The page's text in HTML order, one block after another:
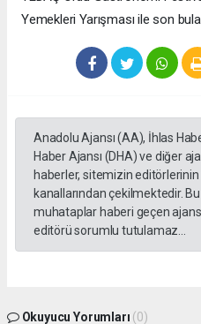
Yemekleri Yarışması ile son
Anadolu Ajansı (AA), İhlas
Haber Ajansı (DHA) ve diğer
haberler, sitemizin
kanallarından çekilmektedir.
muhataplar haberi geçen
editörü sorumlu tutulamaz...
Okuyucu Yorumları (0)